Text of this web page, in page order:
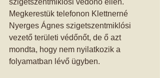
szigetszentmiklósi védőnő ellen.
Megkerestük telefonon Klettnerné
Nyerges Ágnes szigetszentmiklósi
vezető területi védőnőt, de ő azt
mondta, hogy nem nyilatkozik a
folyamatban lévő ügyben.